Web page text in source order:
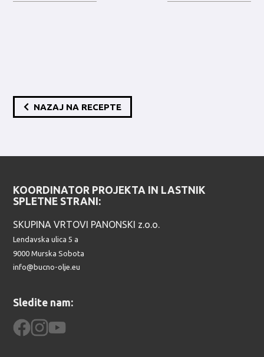
NAZAJ NA RECEPTE
KOORDINATOR PROJEKTA IN LASTNIK
SPLETNE STRANI:
SKUPINA VRTOVI PANONSKI z.o.o.
Lendavska ulica 5 a
9000 Murska Sobota
info@bucno-olje.eu
Sledite nam: